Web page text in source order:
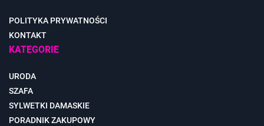
POLITYKA PRYWATNOŚCI
KONTAKT
KATEGORIE
URODA
SZAFA
SYLWETKI DAMASKIE
PORADNIK ZAKUPOWY